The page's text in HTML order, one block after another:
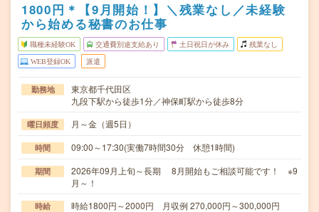
1800円＊【9月開始！】＼残業なし／未経験
から始める秘書のお仕事
職種未経験OK 交通費別途支給あり 土日祝日が休み 残業なし
WEB登録OK 派遣
勤務地
東京都千代田区
九段下駅から徒歩1分／神保町駅から徒歩8分
曜日頻度 月～金（週5日）
時間 09:00～17:30(実働7時間30分 休憩1時間)
期間
2026年09月上旬～長期 8月開始もご相談可能です！ ※9
月～！
時給 時給1800円～2000円 月収例 270,000円～300,000円